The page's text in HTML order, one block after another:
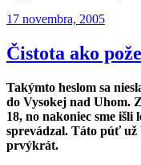
Publikované
17 novembra, 2005
Čistota ako
Takýmto heslom sa
do Vysokej nad Uhom.
18, no nakoniec sme
sprevádzal. Táto púť
prvýkrát.